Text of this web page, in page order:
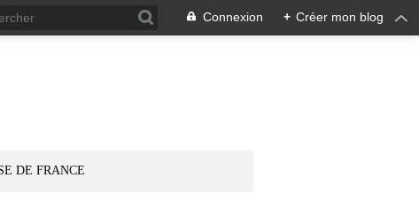
Connexion + Créer mon blog
DE FRANCE